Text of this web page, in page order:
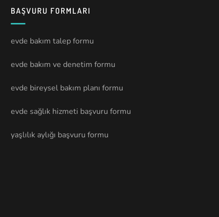
BAŞVURU FORMLARI
evde bakım talep formu
evde bakım ve denetim formu
evde bireysel bakım planı formu
evde sağlık hizmeti başvuru formu
yaşlılık aylığı başvuru formu